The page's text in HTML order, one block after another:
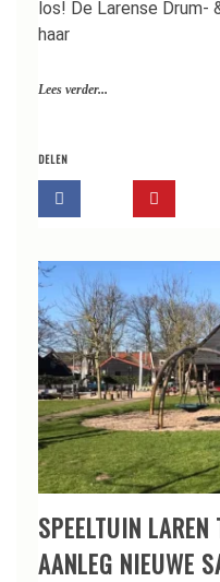
los! De Larense Drum-
haar
Lees verder...
DELEN
SPEELTUIN
AANLEG NIEUWE